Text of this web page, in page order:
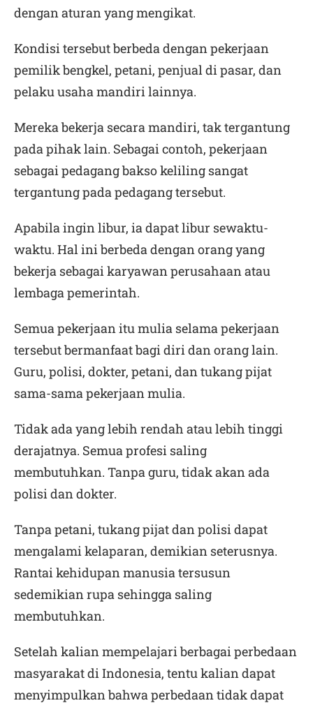
dengan aturan yang mengikat.
Kondisi tersebut berbeda dengan pekerjaan
pemilik bengkel, petani, penjual di pasar, dan
pelaku usaha mandiri lainnya.
Mereka bekerja secara mandiri, tak tergantung
pada pihak lain. Sebagai contoh, pekerjaan
sebagai pedagang bakso keliling sangat
tergantung pada pedagang tersebut.
Apabila ingin libur, ia dapat libur sewaktu-
waktu. Hal ini berbeda dengan orang yang
bekerja sebagai karyawan perusahaan atau
lembaga pemerintah.
Semua pekerjaan itu mulia selama pekerjaan
tersebut bermanfaat bagi diri dan orang lain.
Guru, polisi, dokter, petani, dan tukang pijat
sama-sama pekerjaan mulia.
Tidak ada yang lebih rendah atau lebih tinggi
derajatnya. Semua profesi saling
membutuhkan. Tanpa guru, tidak akan ada
polisi dan dokter.
Tanpa petani, tukang pijat dan polisi dapat
mengalami kelaparan, demikian seterusnya.
Rantai kehidupan manusia tersusun
sedemikian rupa sehingga saling
membutuhkan.
Setelah kalian mempelajari berbagai perbedaan
masyarakat di Indonesia, tentu kalian dapat
menyimpulkan bahwa perbedaan tidak dapat